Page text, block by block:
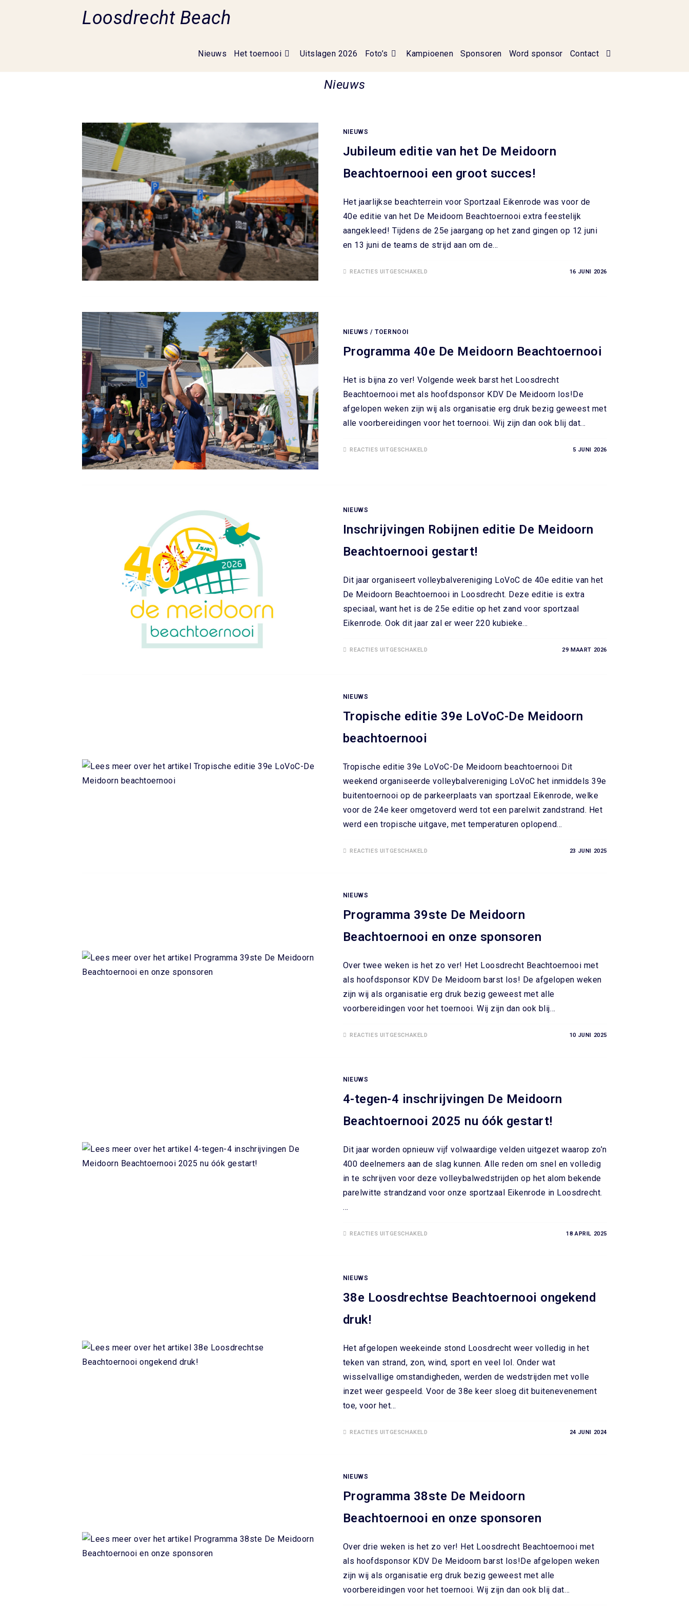
Loosdrecht Beach
Nieuws Het toernooi Uitslagen 2026 Foto’s Kampioenen Sponsoren Word sponsor Contact
Nieuws
NIEUWS
Jubileum editie van het De Meidoorn
Beachtoernooi een groot succes!
Het jaarlijkse beachterrein voor Sportzaal Eikenrode was voor de
40e editie van het De Meidoorn Beachtoernooi extra feestelijk
aangekleed! Tijdens de 25e jaargang op het zand gingen op 12 juni
en 13 juni de teams de strijd aan om de…
REACTIES UITGESCHAKELD 16 JUNI 2026
NIEUWS /TOERNOOI
Programma 40e De Meidoorn Beachtoernooi
Het is bijna zo ver! Volgende week barst het Loosdrecht
Beachtoernooi met als hoofdsponsor KDV De Meidoorn los!De
afgelopen weken zijn wij als organisatie erg druk bezig geweest met
alle voorbereidingen voor het toernooi. Wij zijn dan ook blij dat…
REACTIES UITGESCHAKELD 5 JUNI 2026
NIEUWS
Inschrijvingen Robijnen editie De Meidoorn
Beachtoernooi gestart!
Dit jaar organiseert volleybalvereniging LoVoC de 40e editie van het
De Meidoorn Beachtoernooi in Loosdrecht. Deze editie is extra
speciaal, want het is de 25e editie op het zand voor sportzaal
Eikenrode. Ook dit jaar zal er weer 220 kubieke…
REACTIES UITGESCHAKELD 29 MAART 2026
NIEUWS
Tropische editie 39e LoVoC-De Meidoorn
beachtoernooi
Tropische editie 39e LoVoC-De Meidoorn beachtoernooi Dit
weekend organiseerde volleybalvereniging LoVoC het inmiddels 39e
buitentoernooi op de parkeerplaats van sportzaal Eikenrode, welke
voor de 24e keer omgetoverd werd tot een parelwit zandstrand. Het
werd een tropische uitgave, met temperaturen oplopend…
REACTIES UITGESCHAKELD 23 JUNI 2025
NIEUWS
Programma 39ste De Meidoorn
Beachtoernooi en onze sponsoren
Over twee weken is het zo ver! Het Loosdrecht Beachtoernooi met
als hoofdsponsor KDV De Meidoorn barst los! De afgelopen weken
zijn wij als organisatie erg druk bezig geweest met alle
voorbereidingen voor het toernooi. Wij zijn dan ook blij…
REACTIES UITGESCHAKELD 10 JUNI 2025
NIEUWS
4-tegen-4 inschrijvingen De Meidoorn
Beachtoernooi 2025 nu óók gestart!
Dit jaar worden opnieuw vijf volwaardige velden uitgezet waarop zo’n
400 deelnemers aan de slag kunnen. Alle reden om snel en volledig
in te schrijven voor deze volleybalwedstrijden op het alom bekende
parelwitte strandzand voor onze sportzaal Eikenrode in Loosdrecht.
…
REACTIES UITGESCHAKELD 18 APRIL 2025
NIEUWS
38e Loosdrechtse Beachtoernooi ongekend
druk!
Het afgelopen weekeinde stond Loosdrecht weer volledig in het
teken van strand, zon, wind, sport en veel lol. Onder wat
wisselvallige omstandigheden, werden de wedstrijden met volle
inzet weer gespeeld. Voor de 38e keer sloeg dit buitenevenement
toe, voor het…
REACTIES UITGESCHAKELD 24 JUNI 2024
NIEUWS
Programma 38ste De Meidoorn
Beachtoernooi en onze sponsoren
Over drie weken is het zo ver! Het Loosdrecht Beachtoernooi met
als hoofdsponsor KDV De Meidoorn barst los!De afgelopen weken
zijn wij als organisatie erg druk bezig geweest met alle
voorbereidingen voor het toernooi. Wij zijn dan ook blij dat…